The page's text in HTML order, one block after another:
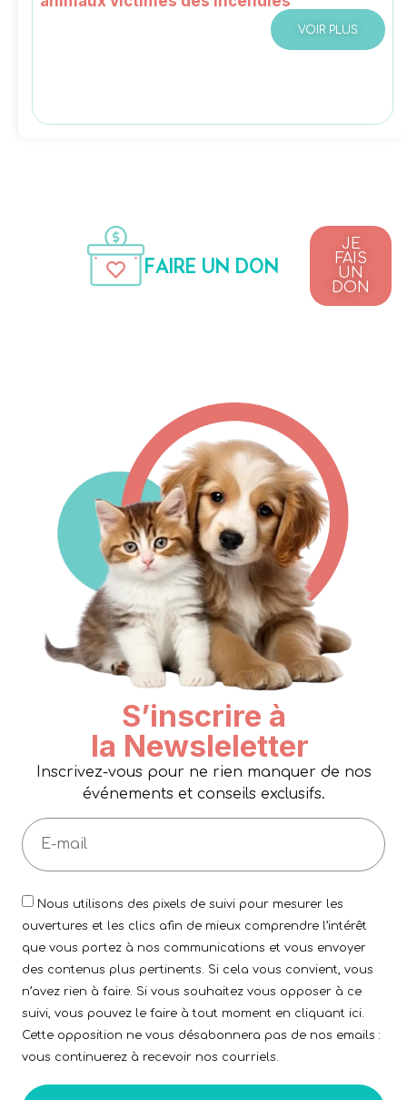
VOIR PLUS
FAIRE UN DON
JE
FAIS
UN
DON
S’inscrire à
la Newsleletter
Inscrivez-vous pour ne rien manquer de nos
événements et conseils exclusifs.
Nous utilisons des pixels de suivi pour mesurer les
ouvertures et les clics afin de mieux comprendre l’intérêt
que vous portez à nos communications et vous envoyer
des contenus plus pertinents. Si cela vous convient, vous
n’avez rien à faire. Si vous souhaitez vous opposer à ce
suivi, vous pouvez le faire à tout moment en cliquant ici.
Cette opposition ne vous désabonnera pas de nos emails :
vous continuerez à recevoir nos courriels.